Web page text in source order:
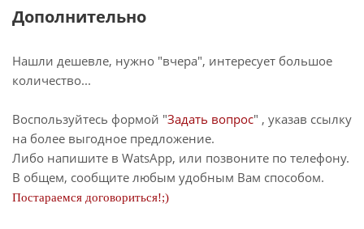
Дополнительно
Нашли дешевле, нужно "вчера", интересует большое
количество...
Воспользуйтесь формой "Задать вопрос" , указав ссылку
на более выгодное предложение.
Либо напишите в WatsApp, или позвоните по телефону.
В общем, сообщите любым удобным Вам способом.
Постараемся договориться!;)